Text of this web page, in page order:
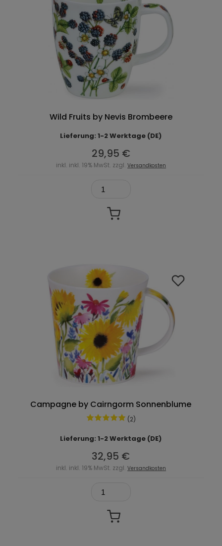
Wild Fruits by Nevis Brombeere
Lieferung: 1-2 Werktage (DE)
29,95 €
inkl. inkl. 19% MwSt. zzgl. Versandkosten
Campagne by Cairngorm Sonnenblume
(2)
Lieferung: 1-2 Werktage (DE)
32,95 €
inkl. inkl. 19% MwSt. zzgl. Versandkosten